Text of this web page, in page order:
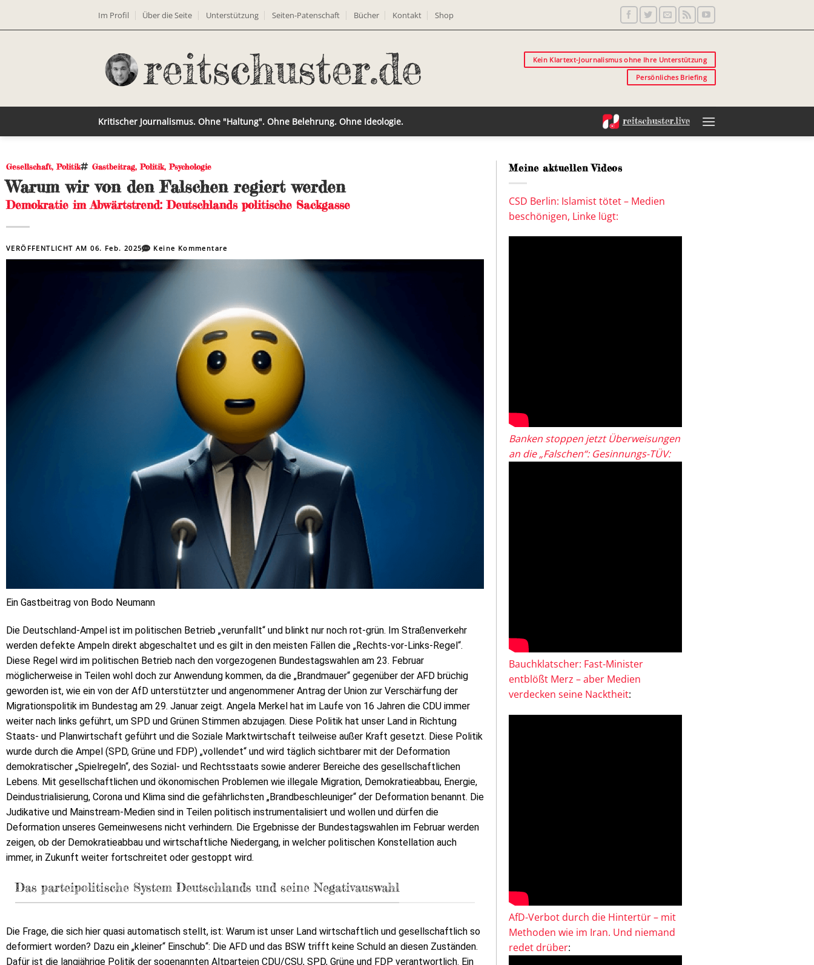
Im Profil Über die Seite Unterstützung Seiten-Patenschaft Bücher Kontakt Shop
Kein Klartext-Journalismus ohne Ihre Unterstützung
Persönliches Briefing
Kritischer Journalismus. Ohne "Haltung". Ohne Belehrung. Ohne Ideologie.
Gesellschaft,Politik Gastbeitrag,Politik,Psychologie
Warum wir von den Falschen regiert werden
Demokratie im Abwärtstrend: Deutschlands politische Sackgasse
VERÖFFENTLICHT AM06. Feb. 2025 Keine Kommentare
Ein Gastbeitrag von Bodo Neumann
Die Deutschland-Ampel ist im politischen Betrieb „verunfallt“ und blinkt nur noch rot-grün. Im Straßenverkehr
werden defekte Ampeln direkt abgeschaltet und es gilt in den meisten Fällen die „Rechts-vor-Links-Regel“.
Diese Regel wird im politischen Betrieb nach den vorgezogenen Bundestagswahlen am 23. Februar
möglicherweise in Teilen wohl doch zur Anwendung kommen, da die „Brandmauer“ gegenüber der AFD brüchig
geworden ist, wie ein von der AfD unterstützter und angenommener Antrag der Union zur Verschärfung der
Migrationspolitik im Bundestag am 29. Januar zeigt. Angela Merkel hat im Laufe von 16 Jahren die CDU immer
weiter nach links geführt, um SPD und Grünen Stimmen abzujagen. Diese Politik hat unser Land in Richtung
Staats- und Planwirtschaft geführt und die Soziale Marktwirtschaft teilweise außer Kraft gesetzt. Diese Politik
wurde durch die Ampel (SPD, Grüne und FDP) „vollendet“ und wird täglich sichtbarer mit der Deformation
demokratischer „Spielregeln“, des Sozial- und Rechtsstaats sowie anderer Bereiche des gesellschaftlichen
Lebens. Mit gesellschaftlichen und ökonomischen Problemen wie illegale Migration, Demokratieabbau, Energie,
Deindustrialisierung, Corona und Klima sind die gefährlichsten „Brandbeschleuniger“ der Deformation benannt. Die
Judikative und Mainstream-Medien sind in Teilen politisch instrumentalisiert und wollen und dürfen die
Deformation unseres Gemeinwesens nicht verhindern. Die Ergebnisse der Bundestagswahlen im Februar werden
zeigen, ob der Demokratieabbau und wirtschaftliche Niedergang, in welcher politischen Konstellation auch
immer, in Zukunft weiter fortschreitet oder gestoppt wird.
Das parteipolitische System Deutschlands und seine Negativauswahl
Die Frage, die sich hier quasi automatisch stellt, ist: Warum ist unser Land wirtschaftlich und gesellschaftlich so
deformiert worden? Dazu ein „kleiner“ Einschub“: Die AFD und das BSW trifft keine Schuld an diesen Zuständen.
Dafür ist die langjährige Politik der sogenannten Altparteien CDU/CSU, SPD, Grüne und FDP verantwortlich. Ein
Meine aktuellen Videos
CSD Berlin: Islamist tötet – Medien
beschönigen, Linke lügt:
Banken stoppen jetzt Überweisungen
an die „Falschen“: Gesinnungs-TÜV:
Bauchklatscher: Fast-Minister
entblößt Merz – aber Medien
verdecken seine Nacktheit:
AfD-Verbot durch die Hintertür – mit
Methoden wie im Iran. Und niemand
redet drüber: